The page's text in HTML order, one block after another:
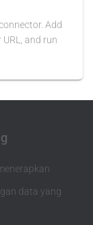
Add
and run
data yang